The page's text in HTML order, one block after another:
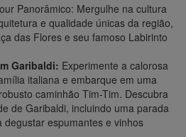
Panorâmico: Mergulhe na cultura
e qualidade únicas da região,
das Flores e seu famoso Labirinto
Garibaldi: Experimente a calorosa
italiana e embarque em uma
caminhão Tim-Tim. Descubra
de Garibaldi, incluindo uma parada
degustar espumantes e vinhos